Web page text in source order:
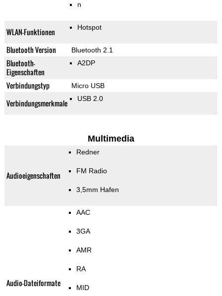
n
WLAN-Funktionen Hotspot
Bluetooth Version Bluetooth 2.1
Bluetooth-
Eigenschaften
A2DP
Verbindungstyp Micro USB
Verbindungsmerkmale USB 2.0
Multimedia
Audioeigenschaften
Redner
FM Radio
3,5mm Hafen
Audio-Dateiformate
AAC
3GA
AMR
RA
MID